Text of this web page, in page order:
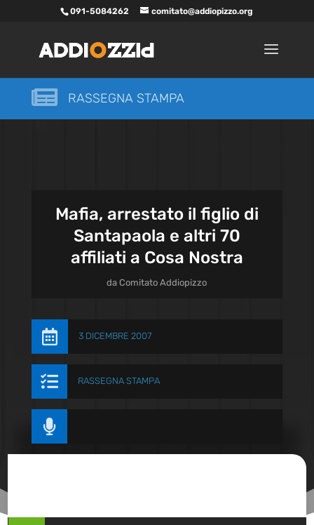
091-5084262 comitato@addiopizzo.org
 RASSEGNA STAMPA
Mafia, arrestato il figlio di
Santapaola e altri 70
affiliati a Cosa Nostra
daComitato Addiopizzo
 3 DICEMBRE 2007
 RASSEGNA STAMPA
